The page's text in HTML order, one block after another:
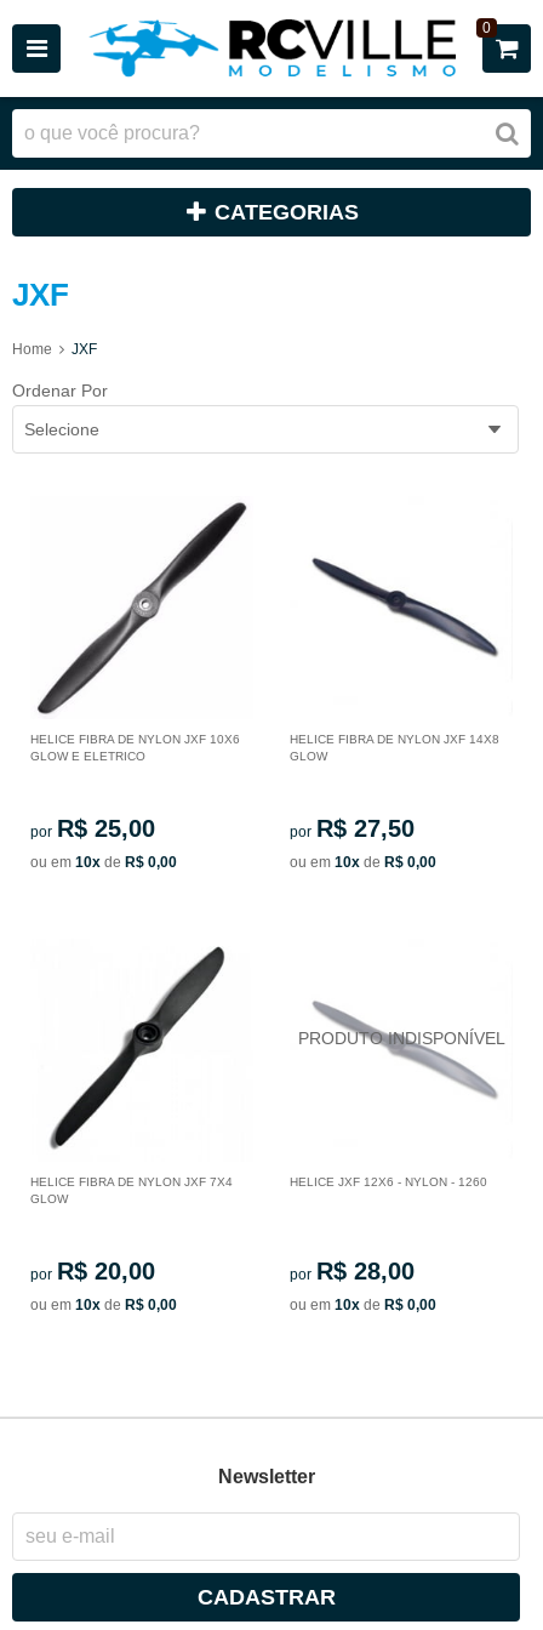
0
CATEGORIAS
JXF
Home JXF
Ordenar Por
Selecione
HELICE FIBRA DE NYLON JXF 10X6
GLOW E ELETRICO
por R$ 25,00
ou em 10x de R$ 0,00
HELICE FIBRA DE NYLON JXF 14X8
GLOW
por R$ 27,50
ou em 10x de R$ 0,00
HELICE FIBRA DE NYLON JXF 7X4
GLOW
por R$ 20,00
ou em 10x de R$ 0,00
HELICE JXF 12X6 - NYLON - 1260
por R$ 28,00
ou em 10x de R$ 0,00
Newsletter
CADASTRAR